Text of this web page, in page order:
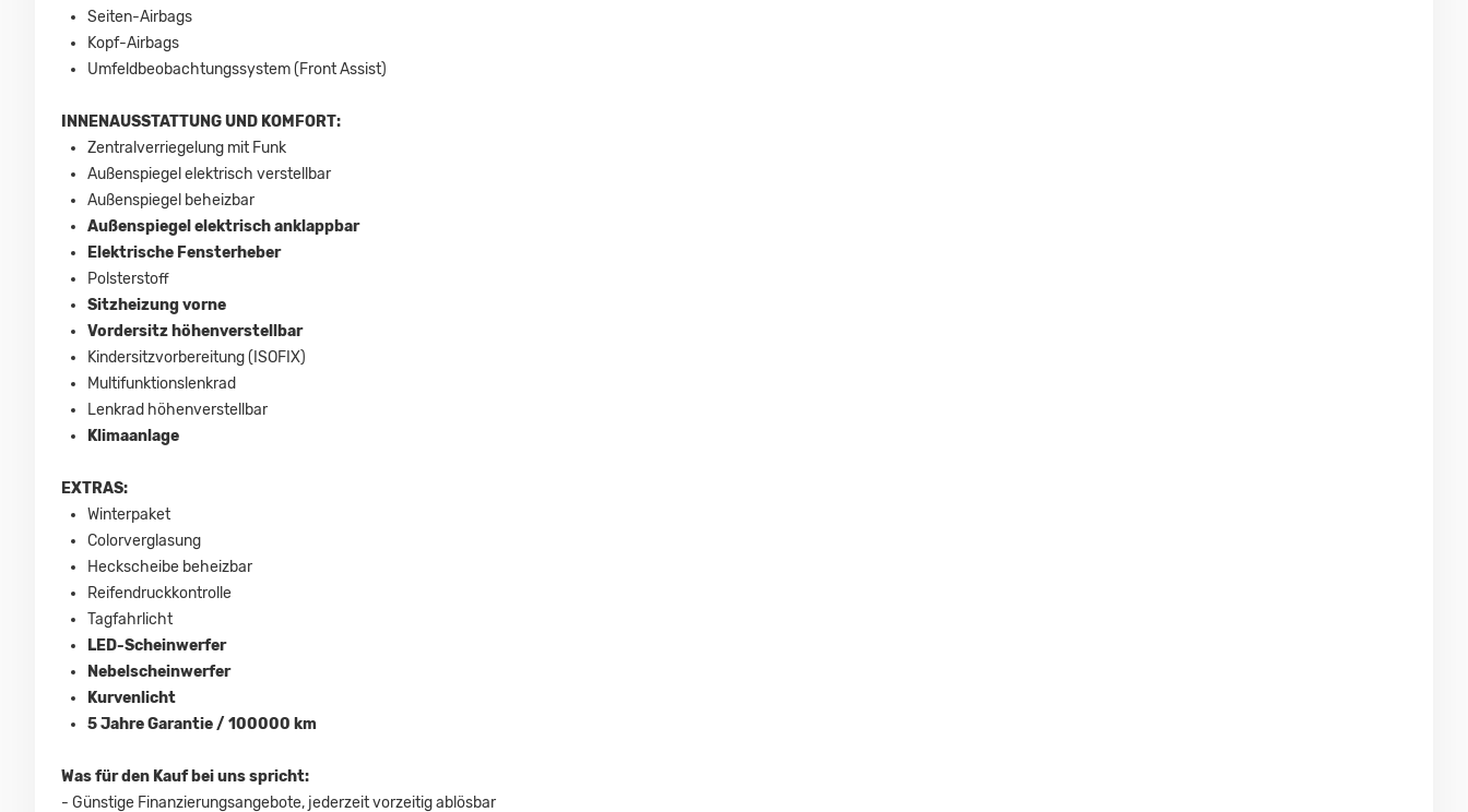
Seiten-Airbags
Kopf-Airbags
Umfeldbeobachtungssystem (Front Assist)
INNENAUSSTATTUNG UND KOMFORT:
Zentralverriegelung mit Funk
Außenspiegel elektrisch verstellbar
Außenspiegel beheizbar
Außenspiegel elektrisch anklappbar
Elektrische Fensterheber
Polsterstoff
Sitzheizung vorne
Vordersitz höhenverstellbar
Kindersitzvorbereitung (ISOFIX)
Multifunktionslenkrad
Lenkrad höhenverstellbar
Klimaanlage
EXTRAS:
Winterpaket
Colorverglasung
Heckscheibe beheizbar
Reifendruckkontrolle
Tagfahrlicht
LED-Scheinwerfer
Nebelscheinwerfer
Kurvenlicht
5 Jahre Garantie / 100000 km
Was für den Kauf bei uns spricht:
- Günstige Finanzierungsangebote, jederzeit vorzeitig ablösbar